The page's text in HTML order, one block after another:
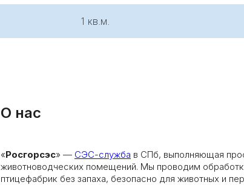
1 кв.м.
«Росгорсэс» — СЭС-служба в СПб, выполняющая
животноводческих помещений. Мы проводим
птицефабрик без запаха, безопасно для животных и
О нас